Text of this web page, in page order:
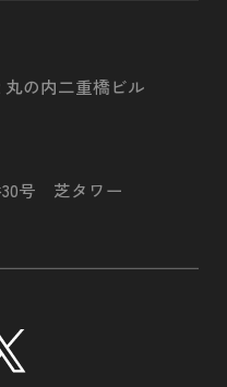
の内二重橋ビル
30号 芝タワー